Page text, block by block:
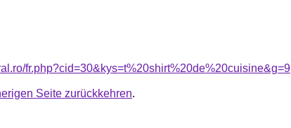
fr.php?cid=30&kys=t%20shirt%20de%20cuisine&g=9
Seite zurückkehren.